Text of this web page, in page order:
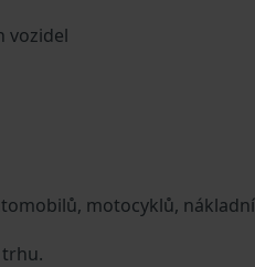
vozidel
motocyklů,
trhu.